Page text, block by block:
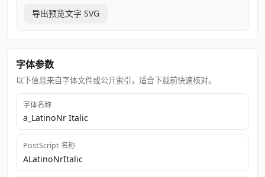
导出预览文字 SVG
字体参数
以下信息来自字体文件或公开索引，适合下载前快速核对。
字体名称
a_LatinoNr Italic
PostScript 名称
ALatinoNrItalic